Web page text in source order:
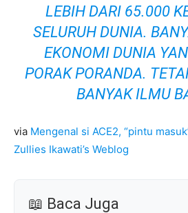
LEBIH DARI 65.000
SELURUH DUNIA.
EKONOMI DUNIA
PORAK PORANDA.
BANYAK ILMU
via Mengenal si ACE2, “pintu
Zullies Ikawati’s Weblog
📖 Baca Juga